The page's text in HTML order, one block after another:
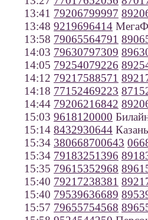
13:41 79206799997
13:48 9219696414
13:58 79065564791
14:03 79630797309
14:05 79254079226
14:12 79217588571
14:18 77152469223
14:44 79206216842
15:03 9618120000
15:14 8432930644 Казань
15:34 380668700643
15:34 79183251396
15:35 79615352968
15:40 79217238381
15:40 79539636689
15:57 79655754568